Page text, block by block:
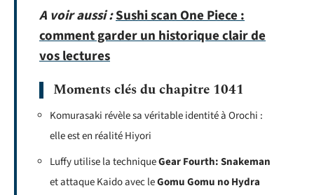
A voir aussi :Sushi scan One Piece :
comment garder un historique clair de
vos lectures
Moments clés du chapitre 1041
Komurasaki révèle sa véritable identité à Orochi :
elle est en réalité Hiyori
Luffy utilise la techniqueGear Fourth: Snakeman
et attaque Kaido avec leGomu Gomu no Hydra